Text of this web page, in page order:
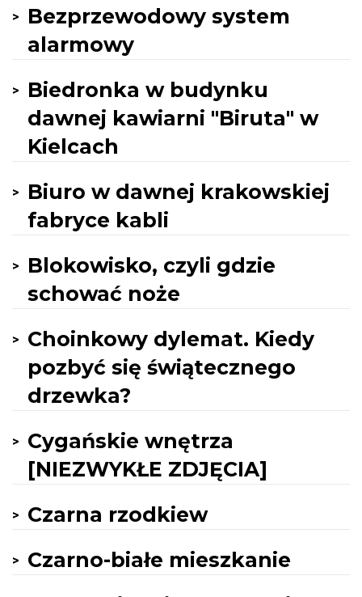
Bezprzewodowy system
alarmowy
Biedronka w budynku
dawnej kawiarni "Biruta" w
Kielcach
Biuro w dawnej krakowskiej
fabryce kabli
Blokowisko, czyli gdzie
schować noże
Choinkowy dylemat. Kiedy
pozbyć się świątecznego
drzewka?
Cygańskie wnętrza
[NIEZWYKŁE ZDJĘCIA]
Czarna rzodkiew
Czarno-białe mieszkanie